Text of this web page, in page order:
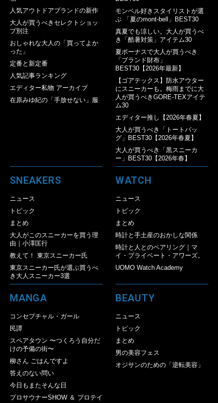
人気アウトドアブランドの新作
大人が買うべきセレクトショッ
プ別注
おしゃれな大人の「買ってよか
った」
定番と新定番
人気記事ランキング
エディター私物 アーカイブ
在原みゆ紀の「手放せない」服
モンベル好きスタイリストが選
ぶ 「夏のmont-bell」BEST30
真夏でも涼しい。大人が買うべ
き「酷暑対策」アイテム30
夏ボーナスで大人が買うべき
「ブランド財布」
BEST30【2026年最新】
【ゴアテックス】防水アウター
にスニーカーも。梅雨までに大
人が買うべきGORE-TEXアイテ
ム30
エディター推し【2026年春夏】
大人が買うべき「トートバッ
グ」BEST30【2026年春夏】
大人が買うべき「黒スニーカ
ー」BEST30【2026年春】
SNEAKERS
ニュース
トピック
まとめ
大人がこのスニーカーを買う理
由｜小澤匡行
教えて！ 東京スニーカー氏
東京スニーカー氏が選ぶ買うべ
き大人スニーカー3選
WATCH
ニュース
トピック
まとめ
時計と手土産のおかしな関係
時計と人とのペアリング｜マ
イ・プライベート・アワーズ。
UOMO Watch Academy
MANGA
コンセプチャル・ガール
民譚
スペアタウン 〜つくろう自分だ
けの予備の街〜
柳さん ごはんですよ
答えのない問い
今日もまたそんな日
プロサウナーSHOW ＆ プロテイ
BEAUTY
ニュース
トピック
まとめ
男の美容フェス
オジサンのための「逆転美容」